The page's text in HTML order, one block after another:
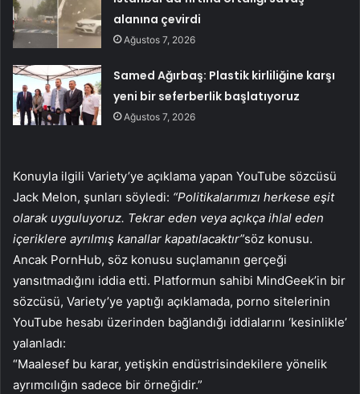
alanına çevirdi
Ağustos 7, 2026
Samed Ağırbaş: Plastik kirliliğine karşı
yeni bir seferberlik başlatıyoruz
Ağustos 7, 2026
Konuyla ilgili Variety’ye açıklama yapan YouTube sözcüsü
Jack Melon, şunları söyledi: “Politikalarımızı herkese eşit
olarak uyguluyoruz. Tekrar eden veya açıkça ihlal eden
içeriklere ayrılmış kanallar kapatılacaktır”söz konusu.
Ancak PornHub, söz konusu suçlamanın gerçeği
yansıtmadığını iddia etti. Platformun sahibi MindGeek’in bir
sözcüsü, Variety’ye yaptığı açıklamada, porno sitelerinin
YouTube hesabı üzerinden bağlandığı iddialarını ‘kesinlikle’
yalanladı:
“Maalesef bu karar, yetişkin endüstrisindekilere yönelik
ayrımcılığın sadece bir örneğidir.”